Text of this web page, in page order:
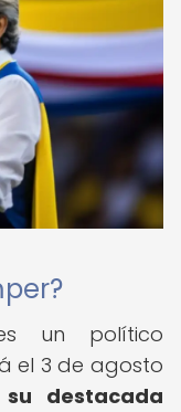
un político
el 3 de agosto
destacada